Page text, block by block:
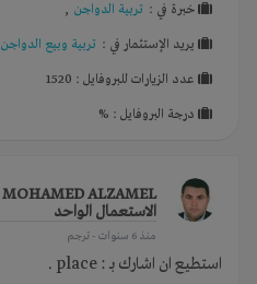
خبرة في : تربية الدواجن ,
يريد الإستثمار في : تربية وبيع الدواجن
عدد الزيارات للبروفايل : 1520
درجة البروفايل : %
MOHAMED ALZAMEL
الاستعمال الواحد
منذ 6 سنوات - ترجم
استطيع ان اشارك بـ : place .